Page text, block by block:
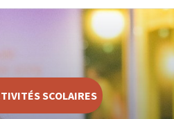
SCOLAIRES